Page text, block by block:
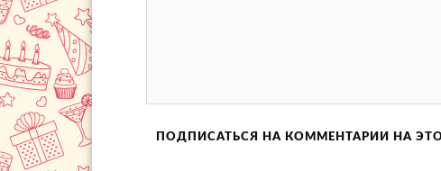
ПОДПИСАТЬСЯ НА КОММЕНТАРИИ НА